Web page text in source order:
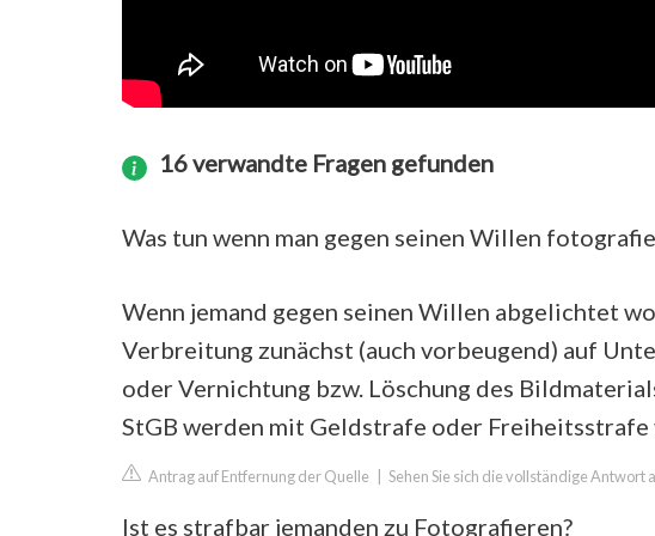
16 verwandte Fragen gefunden
Was tun wenn man gegen seinen Willen
Wenn jemand gegen seinen Willen abgelichtet
Verbreitung zunächst (auch vorbeugend) auf
oder Vernichtung bzw. Löschung des
StGB werden mit Geldstrafe oder Freiheitsstrafe
Antrag auf Entfernung der Quelle Sehen Sie sich die vollständige Antwort
Ist es strafbar jemanden zu Fotografieren?